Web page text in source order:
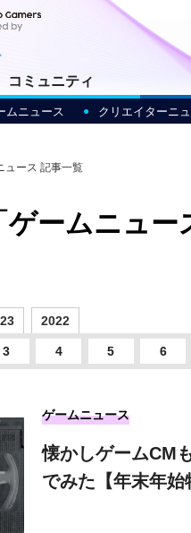
コミュニティ
ムニュース クリエイターニ
ュース 記事一覧
ームニュー
2022
3 4 5 6
ゲームニュース
懐かしゲームCM
でみた【年末年始